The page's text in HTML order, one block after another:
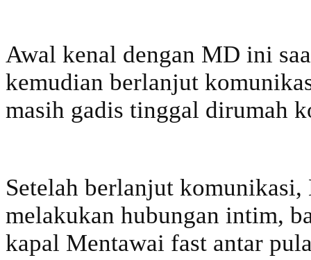
Awal kenal dengan MD ini
kemudian berlanjut
masih gadis tinggal dirumah
Setelah berlanjut
melakukan hubungan intim,
kapal Mentawai fast antar